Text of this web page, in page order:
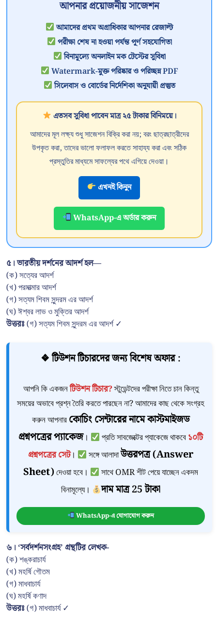
আপনার প্রয়োজনীয় সাজেশন
আমাদের প্রথম অগ্রাধিকার আপনার রেজাল্ট
পরীক্ষা শেষ না হওয়া পর্যন্ত পূর্ণ সহযোগিতা
বিনামূল্যে অনলাইন মক টেস্টের সুবিধা
Watermark-মুক্ত পরিষ্কার ও পরিচ্ছন্ন PDF
সিলেবাস ও বোর্ডের নির্দেশিকা অনুযায়ী প্রস্তুত
এতসব সুবিধা পাবেন মাত্র ২৫ টাকার বিনিময়ে।
আমাদের মূল লক্ষ্য শুধু সাজেশন বিক্রি করা নয়; বরং ছাত্রছাত্রীদের
উপকৃত করা, তাদের ভালো ফলাফল করতে সাহায্য করা এবং সঠিক
প্রস্তুতির মাধ্যমে সাফল্যের পথে এগিয়ে দেওয়া।
এখনই কিনুন
WhatsApp-এ অর্ডার করুন
৫। ভারতীয় দর্শনের আদর্শ হল—
(ক) সত্যের আদর্শ
(খ) পরমাত্মার আদর্শ
(গ) সত্যম শিবম সুন্দরম এর আদর্শ
(ঘ) ঈশ্বর লাভ ও মুক্তির আদর্শ
উত্তরঃ(গ) সত্যম শিবম সুন্দরম এর আদর্শ ✓
❖ টিউশন টিচারদের জন্য বিশেষ অফার :
আপনি কি একজনটিউশন টিচার?স্টুডেন্টদের পরীক্ষা নিতে চান কিন্তু
সময়ের অভাবে প্রশ্ন তৈরি করতে পারছেন না? আমাদের কাছ থেকে সংগ্রহ
করুন আপনারকোচিং সেন্টারের নামে কাস্টমাইজড
প্রশ্নপত্রের প্যাকেজ। প্রতি সাবজেক্টের প্যাকেজে থাকবে১০টি
প্রশ্নপত্রের সেট। সঙ্গে আলাদাউত্তরপত্র (Answer
Sheet)দেওয়া হবে।
সাথে OMR শীট পেয়ে যাচ্ছেন একদম
বিনামূল্যে।
দাম মাত্র 25 টাকা
WhatsApp-এ যোগাযোগ করুন
৬। ‘সর্বদর্শনসংগ্রহ’ গ্রন্থটির লেখক-
(ক) শঙ্করাচার্য
(খ) মহর্ষি গৌতম
(গ) মাধবাচার্য
(ঘ) মহর্ষি কণাদ
উত্তরঃ(গ) মাধবাচার্য ✓